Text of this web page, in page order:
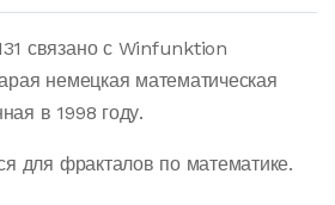
связано с Winfunktion
немецкая математическая
в 1998 году.
для фракталов по математике.